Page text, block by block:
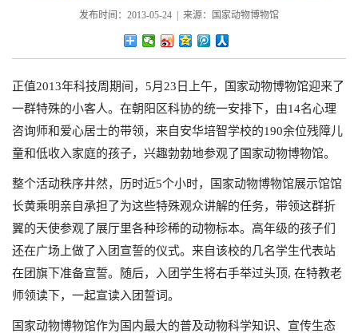
发布时间：2013-05-24 | 来源：国家动物博物馆
正值2013年科技周期间，5月23日上午，国家动物博物馆迎来了
一群特殊的小客人。在朝阳区科协的统一安排下，由14名心理
咨询师和爱心居士的带领，来自安华培智学校的190余位残障儿
童和低收入家庭的孩子，兴趣勃勃地参观了国家动物博物馆。
整个活动秩序井然，历时近5个小时，国家动物博物馆展示馆馆
长黄乘明亲自承担了为这些特殊观众讲解的任务，带领这群折
翼的天使参观了展厅里各种珍稀的动物标本。高年级的孩子们
还在广场上做了入团宣誓的仪式。来自该校的几名学生代表站
在团旗下准备宣誓。随后，入团学生将右手举过头顶, 在特教老
师领读下，一起宣读入团誓词。
国家动物博物馆作为国内最大的普及动物科学知识、宣传生态